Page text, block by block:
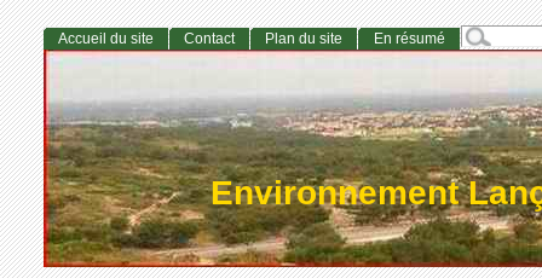
Environnement
Accueil du site Contact Plan du site En résumé